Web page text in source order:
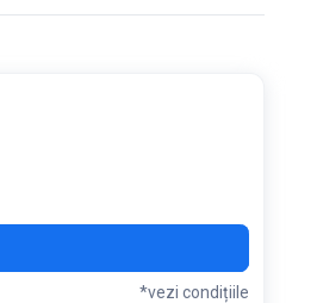
*vezi condițiile